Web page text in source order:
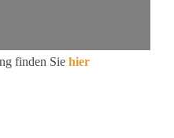
finden Sie hier